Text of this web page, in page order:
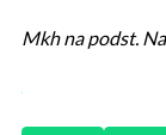
Mkh na podst.